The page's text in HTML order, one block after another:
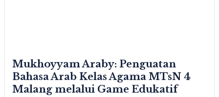
Mukhoyyam Araby: Penguatan
Bahasa Arab Kelas Agama MTsN 4
Malang melalui Game Edukatif